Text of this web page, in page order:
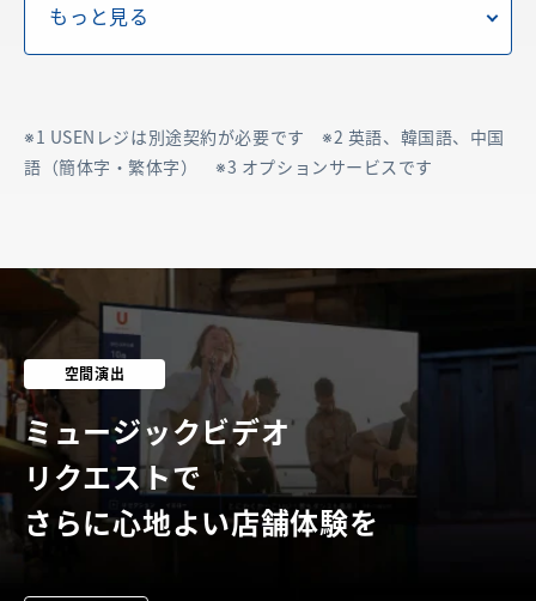
もっと見る
※1 USENレジは別途契約が必要です ※2 英語、韓国語、中国
語（簡体字・繁体字） ※3 オプションサービスです
空間演出
ミュージックビデオ
リクエストで
さらに心地よい店舗体験を